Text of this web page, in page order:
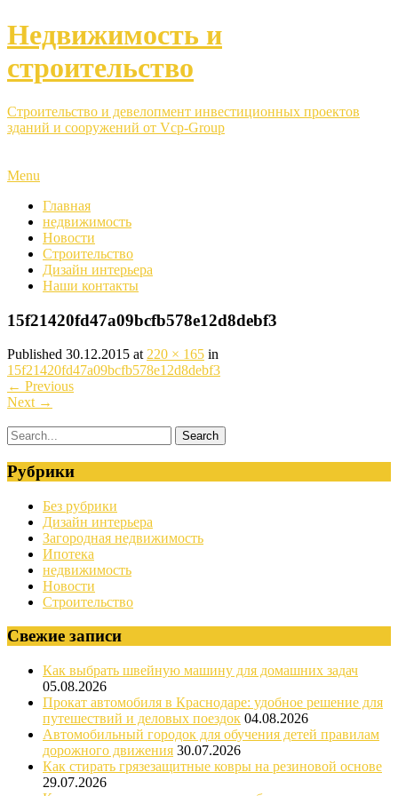
Недвижимость и
строительство
Строительство и девелопмент инвестиционных проектов
зданий и сооружений от Vcp-Group
Menu
Главная
недвижимость
Новости
Строительство
Дизайн интерьера
Наши контакты
15f21420fd47a09bcfb578e12d8debf3
Published 30.12.2015 at 220 × 165 in
15f21420fd47a09bcfb578e12d8debf3
← Previous
Next →
Рубрики
Без рубрики
Дизайн интерьера
Загородная недвижимость
Ипотека
недвижимость
Новости
Строительство
Свежие записи
Как выбрать швейную машину для домашних задач
05.08.2026
Прокат автомобиля в Краснодаре: удобное решение для
путешествий и деловых поездок 04.08.2026
Автомобильный городок для обучения детей правилам
дорожного движения 30.07.2026
Как стирать грязезащитные ковры на резиновой основе
29.07.2026